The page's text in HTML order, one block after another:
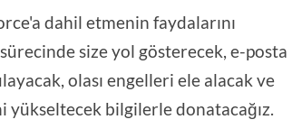
dahil etmenin faydalarını
size yol gösterecek, e-posta
olası engelleri ele alacak ve
bilgilerle donatacağız.